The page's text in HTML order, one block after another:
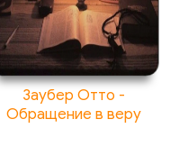
Заубер Отто -
Обращение в веру